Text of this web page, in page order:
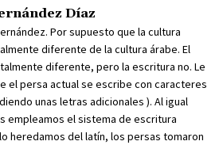
Díaz
Por supuesto que la cultura
diferente de la cultura árabe. El
diferente, pero la escritura no. Le
el persa actual se escribe con caracteres
unas letras adicionales ). Al igual
empleamos el sistema de escritura
heredamos del latín, los persas tomaron